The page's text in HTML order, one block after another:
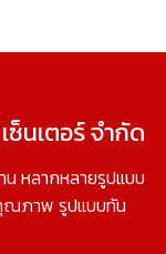
ซ็นเตอร์ จำกัด
น หลากหลายรูปแบบ
ณภาพ รูปแบบทัน